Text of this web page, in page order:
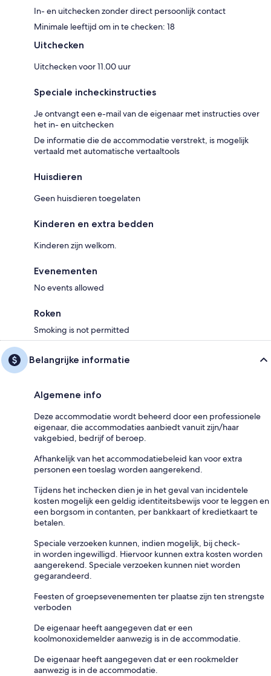
In- en uitchecken zonder direct persoonlijk contact
Minimale leeftijd om in te checken: 18
Uitchecken
Uitchecken voor 11.00 uur
Speciale incheckinstructies
Je ontvangt een e-mail van de eigenaar met instructies over
het in- en uitchecken
De informatie die de accommodatie verstrekt, is mogelijk
vertaald met automatische vertaaltools
Huisdieren
Geen huisdieren toegelaten
Kinderen en extra bedden
Kinderen zijn welkom.
Evenementen
No events allowed
Roken
Smoking is not permitted
Belangrijke informatie
Algemene info
Deze accommodatie wordt beheerd door een professionele
eigenaar, die accommodaties aanbiedt vanuit zijn/haar
vakgebied, bedrijf of beroep.
Afhankelijk van het accommodatiebeleid kan voor extra
personen een toeslag worden aangerekend.
Tijdens het inchecken dien je in het geval van incidentele
kosten mogelijk een geldig identiteitsbewijs voor te leggen en
een borgsom in contanten, per bankkaart of kredietkaart te
betalen.
Speciale verzoeken kunnen, indien mogelijk, bij check-
in worden ingewilligd. Hiervoor kunnen extra kosten worden
aangerekend. Speciale verzoeken kunnen niet worden
gegarandeerd.
Feesten of groepsevenementen ter plaatse zijn ten strengste
verboden
De eigenaar heeft aangegeven dat er een
koolmonoxidemelder aanwezig is in de accommodatie.
De eigenaar heeft aangegeven dat er een rookmelder
aanwezig is in de accommodatie.